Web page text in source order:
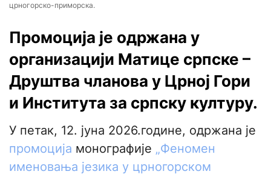
црногорско-приморска.
Промоција је одржана у
организацији Матице српске –
Друштва чланова у Црној Гори
и Института за српску културу.
У петак, 12. јуна 2026.године, одржана је
промоција монографије „Феномен
именовања језика у црногорском